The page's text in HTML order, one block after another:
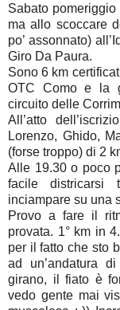
Sabato
ma allo scoccare
po’ assonnato)
Giro Da Paura.
Sono 6 km
OTC Como e la
circuito delle
All’atto
Lorenzo, Ghido,
(forse troppo) di 2
Alle 19.30 o poco
facile districarsi
inciampare su una
Provo a fare il
provata. 1° km in
per il fatto che sto
ad un’andatura
girano, il fiato è
vedo gente mai